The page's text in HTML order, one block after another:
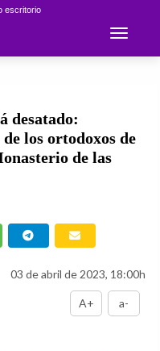
escritorio
Toggle
desatado:
los ortodoxos de
de las
03 de abril de 2023, 18:00h
A+ a-